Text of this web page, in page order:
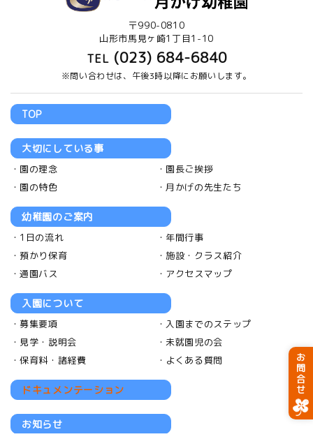
お問合せ
〒990-0810
山形市馬見ヶ崎1丁目1-10
TEL (023) 684-6840
※問い合わせは、午後3時以降にお願いします。
TOP
大切にしている事
園の理念
園長ご挨拶
園の特色
月かげの先生たち
幼稚園のご案内
1日の流れ
年間行事
預かり保育
施設・クラス紹介
通園バス
アクセスマップ
入園について
募集要項
入園までのステップ
見学・説明会
未就園児の会
保育料・諸経費
よくある質問
ドキュメンテーション
お知らせ